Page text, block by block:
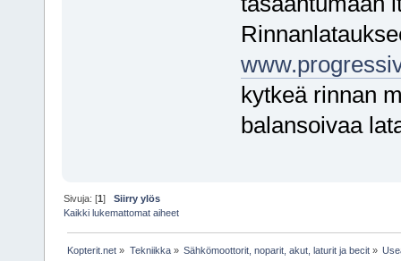
kytkeä rinnan
balansoivaa
Sivuja: [1]Siirry ylös
Kaikki lukemattomat aiheet
Kopterit.net » Tekniikka» Sähkömoottorit, noparit, akut, laturit ja becit»